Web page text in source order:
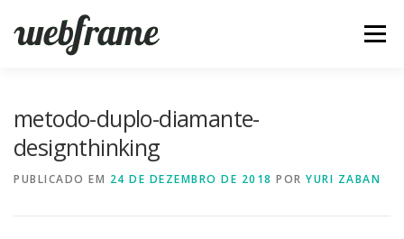
para
Menu
metodo-duplo-diamante-
designthinking
PUBLICADO EM 24 DE DEZEMBRO DE 2018 POR YURI ZABAN